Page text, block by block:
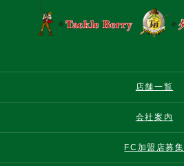
店舗一覧
会社案内
FC加盟店募集